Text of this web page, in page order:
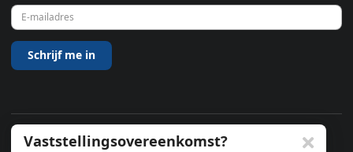
Vaststellingsovereenkomst?